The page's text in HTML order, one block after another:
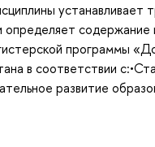
устанавливает
определяет
программы
в соответствии
развитие